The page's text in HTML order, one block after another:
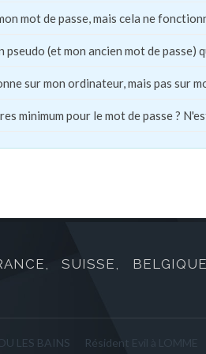
mot de passe, mais cela ne
pseudo (et mon ancien mot de
sur mon ordinateur, mais pas sur
minimum pour le mot de passe ?
SUISSE,
LES BAINS
Résident Evil à LOMME